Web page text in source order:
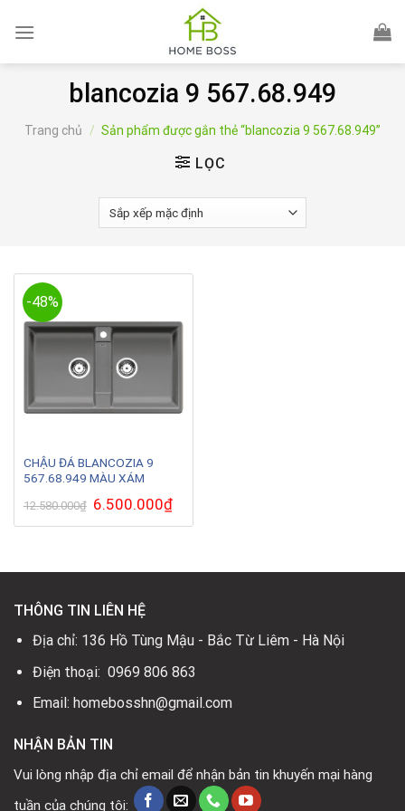
blancozia 9 567.68.949
Trang chủ / Sản phẩm được gắn thẻ “blancozia 9 567.68.949”
LỌC
-48%
CHẬU ĐÁ BLANCOZIA 9
567.68.949 MÀU XÁM
12.580.000₫ Giá
gốc
là:
6.500.000₫Giá
hiện
tại
THÔNG TIN LIÊN HỆ
Địa chỉ: 136 Hồ Tùng Mậu - Bắc Từ Liêm - Hà Nội
Điện thoại: 0969 806 863
Email: homebosshn@gmail.com
NHẬN BẢN TIN
Vui lòng nhập địa chỉ email để nhận bản tin khuyến mại hàng
tuần của chúng tôi: